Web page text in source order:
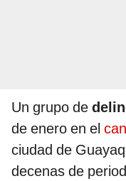
Un grupo de
de enero en el
ciudad de
decenas de